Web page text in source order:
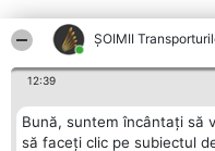
ȘOIMII
12:39
Bună, suntem încântați să
să faceți clic pe subiectul